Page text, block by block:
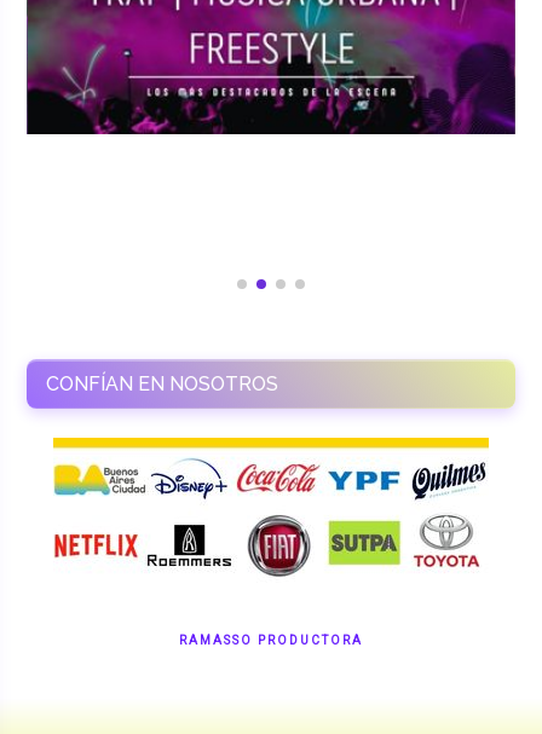
RAMASSO PRODUCTORA